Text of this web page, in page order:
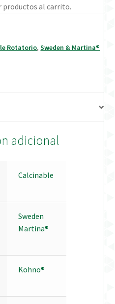
| Tienda Online!
productos al carrito.
Rotatorio,Sweden & Martina®
adicional
Calcinable
Sweden
Martina®
Kohno®